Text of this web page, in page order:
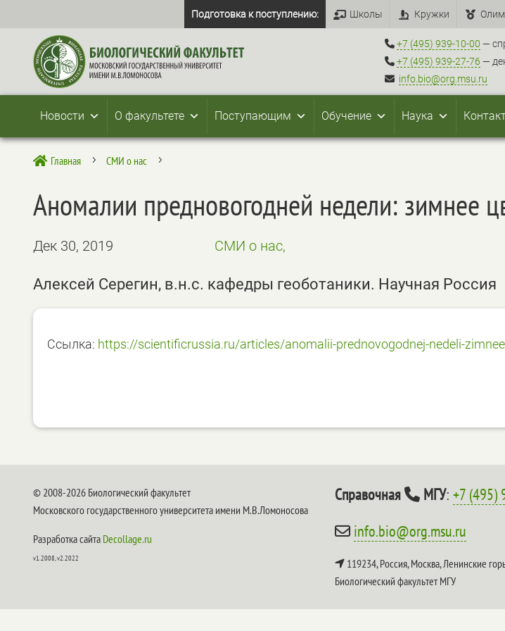
Подготовка к поступлению: Школы Кружки
+7 (495) 939-10-00 —
+7 (495) 939-27-76 —
info.bio@org.msu.ru
Новости О факультете Поступающим Обучение Наука
 Главная 5 СМИ о нас 5
Аномалии предновогодней недели: зимнее
Дек 30, 2019 СМИ о нас,
Алексей Серегин, в.н.с. кафедры геоботаники. Научная Россия
Ссылка: https://scientificrussia.ru/articles/anomalii-prednovogodnej-nedeli-
© 2008-2026 Биологический факультет
Московского государственного университета имени М.В.Ломоносова
Разработка сайта Decollage.ru
v1.2008, v2.2022
Справочная МГУ:+7 (495)
info.bio@org.msu.ru
119234, Россия, Москва, Ленинские
Биологический факультет МГУ